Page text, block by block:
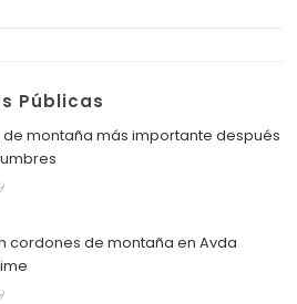
Públicas
de montaña más importante después
cordones de montaña en Avda